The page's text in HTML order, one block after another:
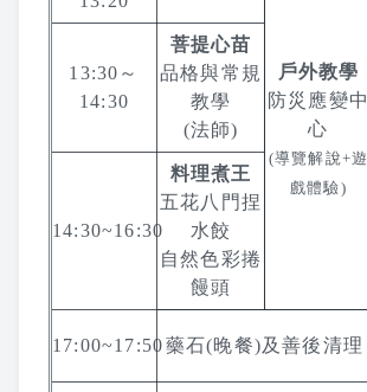
2017 上課照片
2016 上課照片
2016 暑期班
2015 上課照片
懷少節
2019 懷少節
2018 懷少節
戶外教學
防災應變中
心
(導覽解說+遊
戲體驗)
13:30～
14:30
菩提心苗
品格與常規
教學
(法師)
14:30~16:30
料理煮王
五花八門捏
水餃
自然色彩捲
饅頭
17:00~17:50藥石(晚餐)及善後清理